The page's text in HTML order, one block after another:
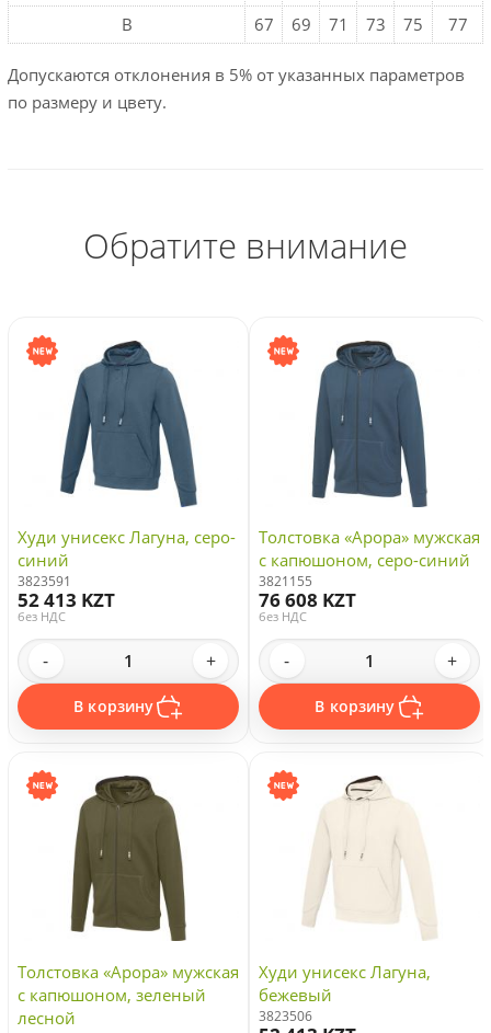
B 67 69 71 73 75 77
Допускаются отклонения в 5% от указанных параметров
по размеру и цвету.
Обратите внимание
Худи унисекс Лагуна, серо-
синий
3823591
52 413 KZT
без НДС
- +
В корзину
Толстовка «Арора» мужская
с капюшоном, серо-синий
3821155
76 608 KZT
без НДС
- +
В корзину
Толстовка «Арора» мужская
с капюшоном, зеленый
лесной
Худи унисекс Лагуна,
бежевый
3823506